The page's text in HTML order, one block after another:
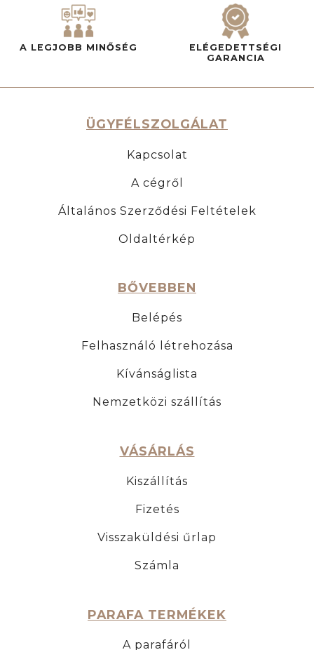
A LEGJOBB MINŐSÉG
ELÉGEDETTSÉGI
GARANCIA
ÜGYFÉLSZOLGÁLAT
Kapcsolat
A cégről
Általános Szerződési Feltételek
Oldaltérkép
BŐVEBBEN
Belépés
Felhasználó létrehozása
Kívánságlista
Nemzetközi szállítás
VÁSÁRLÁS
Kiszállítás
Fizetés
Visszaküldési űrlap
Számla
PARAFA TERMÉKEK
A parafáról